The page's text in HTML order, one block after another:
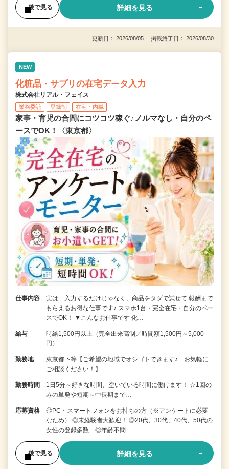
後で見る 詳細を見る
更新日： 2026/08/05 掲載終了日： 2026/08/30
NEW
化粧品・サプリの在宅データ入力
株式会社リアル・フェイス
業務委託 登録制 在宅・内職
家事・育児の合間にコツコツ稼ぐ♪ノルマなし・自分のペ
ースでOK！〈東京都〉
仕事内容
実は…入力するだけじゃなく、商品をタダで試せて 報酬まで
もらえるお得な仕事です♪ スマホ1台・完全在宅・自分のペー
スでOK！ ▼こんなお仕事です 化…
給与
時給1,500円以上（完全出来高制／時間額1,500円～5,000
円）
勤務地
東京都下等【ご希望の地域でオシゴトできます♪ お気軽に
ご相談ください！】
勤務時間
1日5分～好きな時間、空いている時間に働けます！ ☆1回の
みの単発や短期～中長期まで…
応募資格
◎PC・スマートフォンをお持ちの方（※アンケートに必要
なため） ◎未経験者大歓迎！ ◎20代、30代、40代、50代の
女性の登録多数 ◎年齢不問
後で見る 詳細を見る